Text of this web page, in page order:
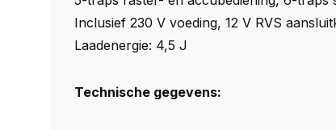
Inclusief 230 V voeding, 12 V RVS
Laadenergie: 4,5 J
Technische gegevens: